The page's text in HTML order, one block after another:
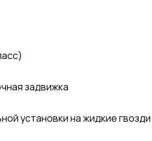
задвижка
установки на жидкие гвозди